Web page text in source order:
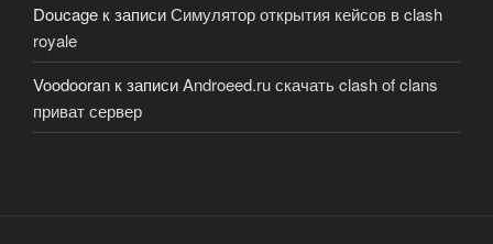
Doucage к записиСимулятор открытия кейсов в clash
royale
Voodooran к записиAndroeed.ru скачать clash of clans
приват сервер